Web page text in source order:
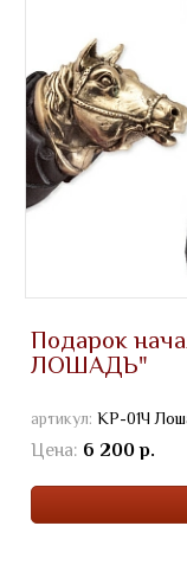
Подарок
ЛОШАДЬ"
артикул: КР-01Ч
Цена: 6 200 р.